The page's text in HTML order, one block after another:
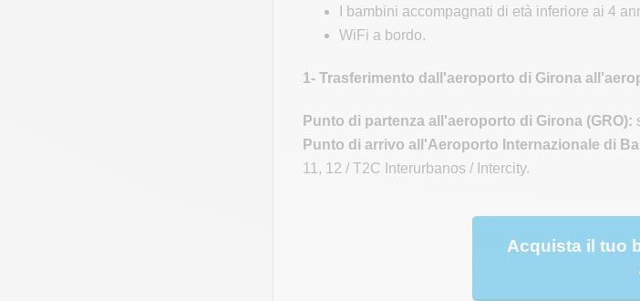
I bambini accompagnati di età inferiore ai 4
WiFi a bordo.
1- Trasferimento dall'aeroporto di Girona
Punto di partenza all'aeroporto di Girona (GRO):
Punto di arrivo all'Aeroporto Internazionale di
11, 12 / T2C Interurbanos / Intercity.
Acquista il tuo